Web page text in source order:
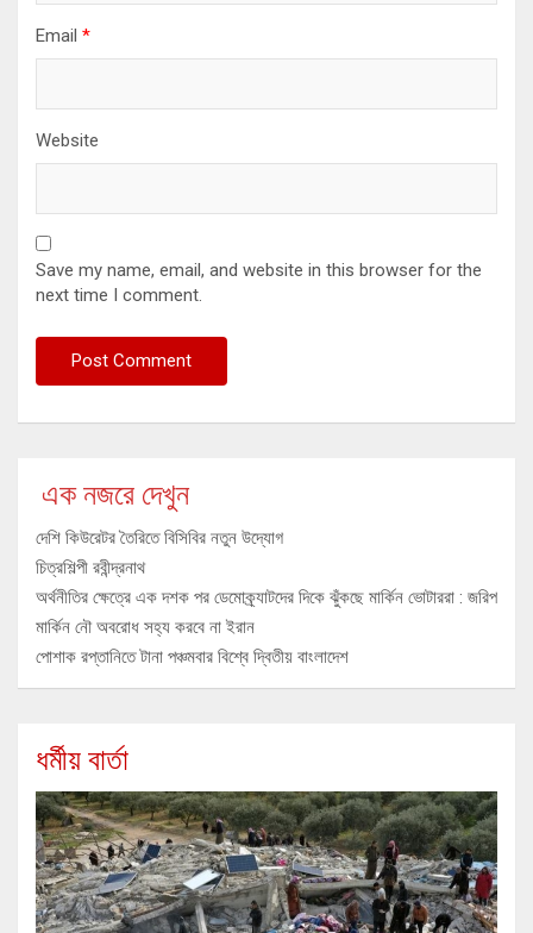
Email *
Website
Save my name, email, and website in this browser for the
next time I comment.
এক নজরে দেখুন
দেশি কিউরেটর তৈরিতে বিসিবির নতুন উদ্যোগ
চিত্রশিল্পী রবীন্দ্রনাথ
অর্থনীতির ক্ষেত্রে এক দশক পর ডেমোক্র্যাটদের দিকে ঝুঁকছে মার্কিন ভোটাররা : জরিপ
মার্কিন নৌ অবরোধ সহ্য করবে না ইরান
পোশাক রপ্তানিতে টানা পঞ্চমবার বিশ্বে দ্বিতীয় বাংলাদেশ
ধর্মীয় বার্তা